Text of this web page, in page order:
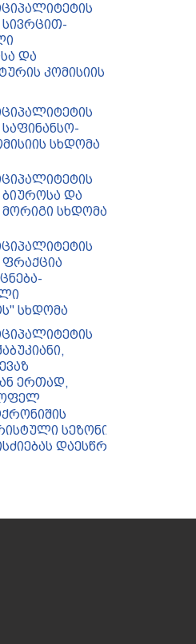
და
კომისიის
სხდომა
და
სხდომა
სხდომა
ერთად,
სეზონის
დაესწრო